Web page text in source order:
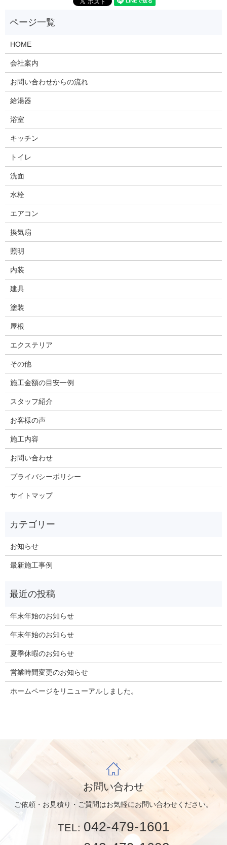
HOME
会社案内
お問い合わせからの流れ
給湯器
浴室
キッチン
トイレ
洗面
水栓
エアコン
換気扇
照明
内装
建具
塗装
屋根
エクステリア
その他
施工金額の目安一例
スタッフ紹介
お客様の声
施工内容
お問い合わせ
プライバシーポリシー
サイトマップ
お知らせ
最新施工事例
年末年始のお知らせ
年末年始のお知らせ
夏季休暇のお知らせ
営業時間変更のお知らせ
ホームページをリニューアルしました。
お問い合わせ
ご依頼・お見積り・ご質問はお気軽にお問い合わせください。
TEL: 042-479-1601